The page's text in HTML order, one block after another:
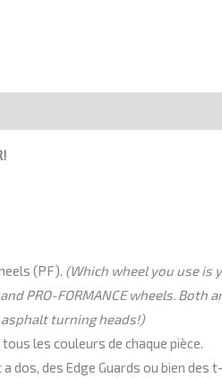
(PF). (Which wheel you use is
PRO-FORMANCE wheels.
turning heads!)
les couleurs de chaque pièce.
dos, des Edge Guards ou bien des